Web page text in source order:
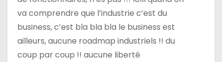
r
t
va comprendre que l’industrie c’est du
business, c’est bla bla bla le business est
ailleurs, aucune roadmap industriels !! du
coup par coup !! aucune liberté